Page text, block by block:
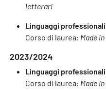
letterari
Linguaggi
Corso di laurea: Made
2023/2024
Linguaggi
Corso di laurea: Made